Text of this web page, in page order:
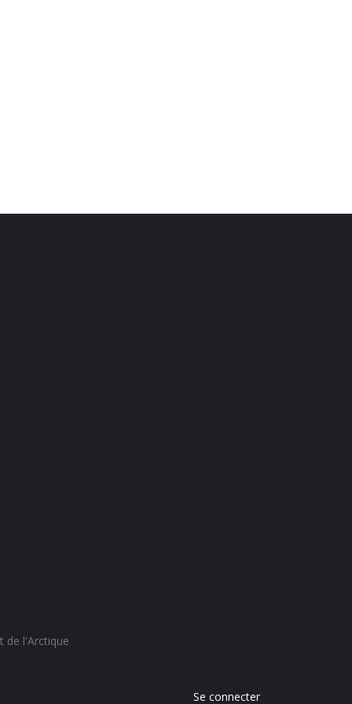
de l'Arctique
Menu
Se connecter